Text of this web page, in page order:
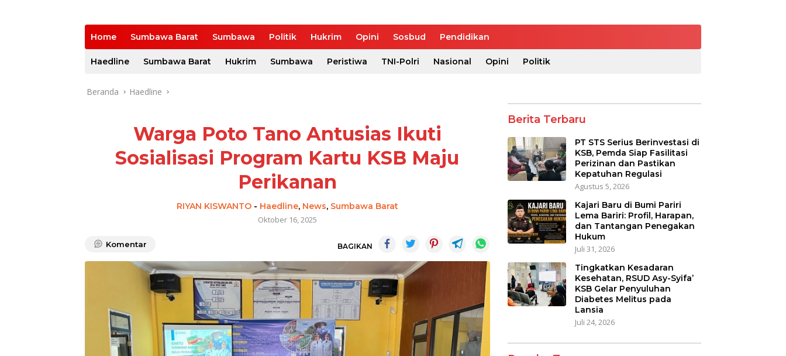
Home Sumbawa Barat Sumbawa Politik Hukrim Opini Sosbud Pendidikan
Haedline Sumbawa Barat Hukrim Sumbawa Peristiwa TNI-Polri Nasional Opini Politik
Beranda Haedline
Warga Poto Tano Antusias Ikuti
Sosialisasi Program Kartu KSB Maju
Perikanan
RIYAN KISWANTO- Haedline, News, Sumbawa Barat
Oktober 16, 2025
Komentar BAGIKAN
Berita Terbaru
PT STS Serius Berinvestasi di
KSB, Pemda Siap Fasilitasi
Perizinan dan Pastikan
Kepatuhan Regulasi
Agustus 5, 2026
Kajari Baru di Bumi Pariri
Lema Bariri: Profil, Harapan,
dan Tantangan Penegakan
Hukum
Juli 31, 2026
Tingkatkan Kesadaran
Kesehatan, RSUD Asy-Syifa’
KSB Gelar Penyuluhan
Diabetes Melitus pada
Lansia
Juli 24, 2026